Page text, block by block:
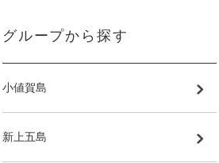
グループから探す
小値賀島
新上五島